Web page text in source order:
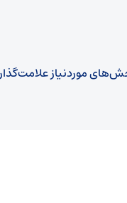
موردنیاز